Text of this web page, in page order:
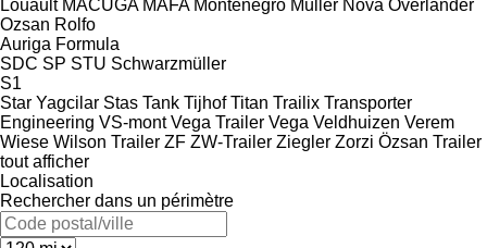
Louault MACUGA MAFA Montenegro Müller Nova Overlander
Ozsan Rolfo
Auriga Formula
SDC SP STU Schwarzmüller
S1
Star Yagcilar Stas Tank Tijhof Titan Trailix Transporter
Engineering VS-mont Vega Trailer Vega Veldhuizen Verem
Wiese Wilson Trailer ZF ZW-Trailer Ziegler Zorzi Özsan Trailer
tout afficher
Localisation
Rechercher dans un périmètre